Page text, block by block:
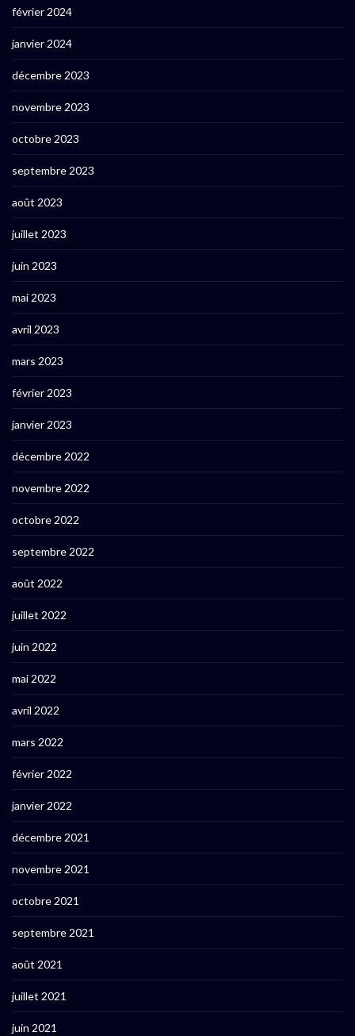
février 2024
janvier 2024
décembre 2023
novembre 2023
octobre 2023
septembre 2023
août 2023
juillet 2023
juin 2023
mai 2023
avril 2023
mars 2023
février 2023
janvier 2023
décembre 2022
novembre 2022
octobre 2022
septembre 2022
août 2022
juillet 2022
juin 2022
mai 2022
avril 2022
mars 2022
février 2022
janvier 2022
décembre 2021
novembre 2021
octobre 2021
septembre 2021
août 2021
juillet 2021
juin 2021